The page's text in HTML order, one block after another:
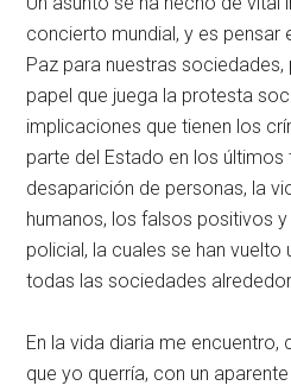
concierto mundial, y es pensar
Paz para nuestras
papel que juega la protesta
implicaciones que tienen los
parte del Estado en los
desaparición de personas, la
humanos, los falsos positivos
policial, la cuales se han vuelto
todas las sociedades
En la vida diaria me
que yo querría, con un